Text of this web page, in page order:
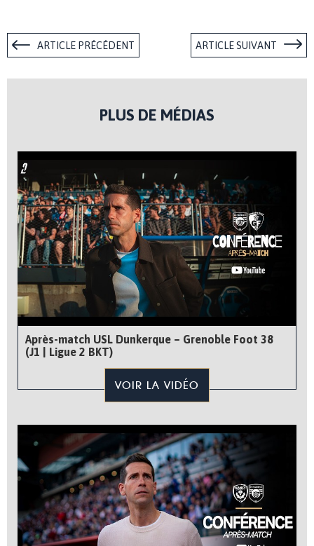
ARTICLE PRÉCÉDENT ARTICLE SUIVANT
PLUS DE MÉDIAS
Après-match USL Dunkerque – Grenoble Foot 38
(J1 | Ligue 2 BKT)
VOIR LA VIDÉO